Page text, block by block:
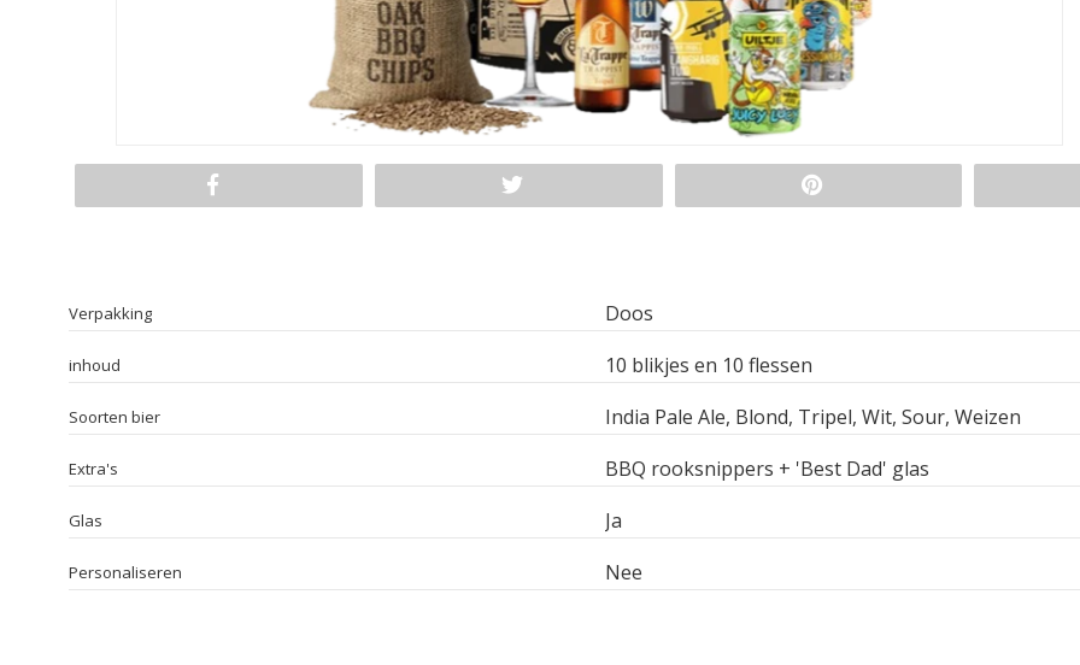
Verpakking Doos
inhoud 10 blikjes en 10 flessen
Soorten bier India Pale Ale, Blond, Tripel, Wit, Sour, Weizen
Extra's BBQ rooksnippers + 'Best Dad' glas
Glas Ja
Personaliseren Nee